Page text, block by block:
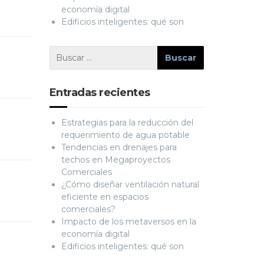
economía digital
Edificios inteligentes: qué son
Entradas recientes
Estrategias para la reducción del
requerimiento de agua potable
Tendencias en drenajes para
techos en Megaproyectos
Comerciales
¿Cómo diseñar ventilación natural
eficiente en espacios
comerciales?
Impacto de los metaversos en la
economía digital
Edificios inteligentes: qué son